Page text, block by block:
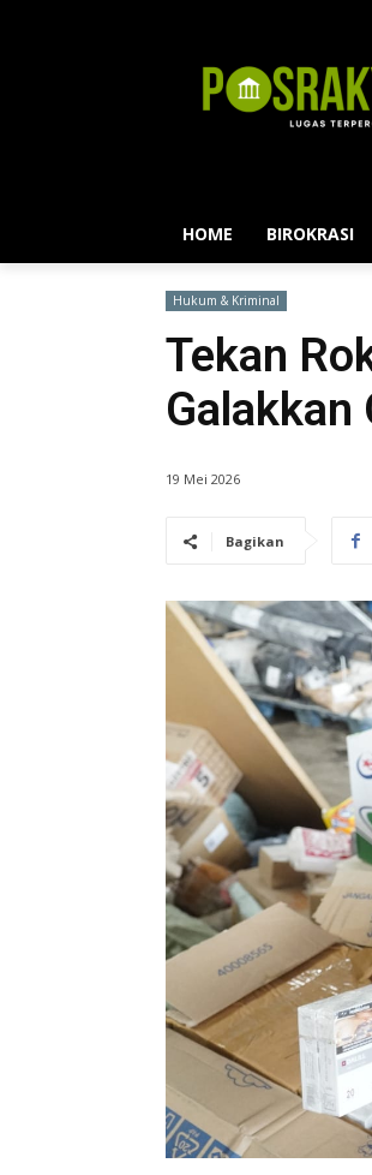
HOME BIROKRASI
Hukum & Kriminal
Tekan
Galakkan
19 Mei 2026
Bagikan